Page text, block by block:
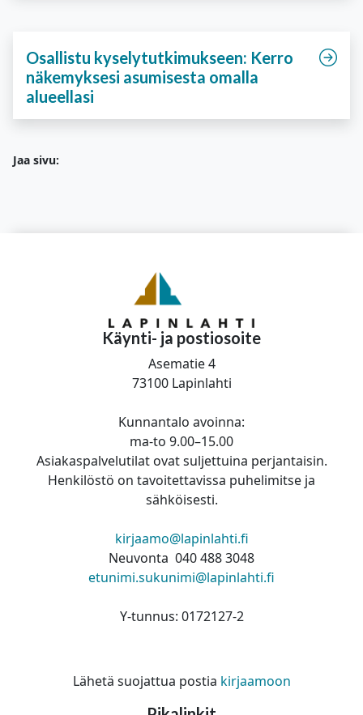
Osallistu kyselytutkimukseen: Kerro
näkemyksesi asumisesta omalla
alueellasi
Jaa sivu:
Käynti- ja postiosoite
Asematie 4
73100 Lapinlahti
Kunnantalo avoinna:
ma-to 9.00–15.00
Asiakaspalvelutilat ovat suljettuina perjantaisin.
Henkilöstö on tavoitettavissa puhelimitse ja
sähköisesti.
kirjaamo@lapinlahti.fi
Neuvonta 040 488 3048
etunimi.sukunimi@lapinlahti.fi
Y-tunnus: 0172127-2
Lähetä suojattua postia kirjaamoon